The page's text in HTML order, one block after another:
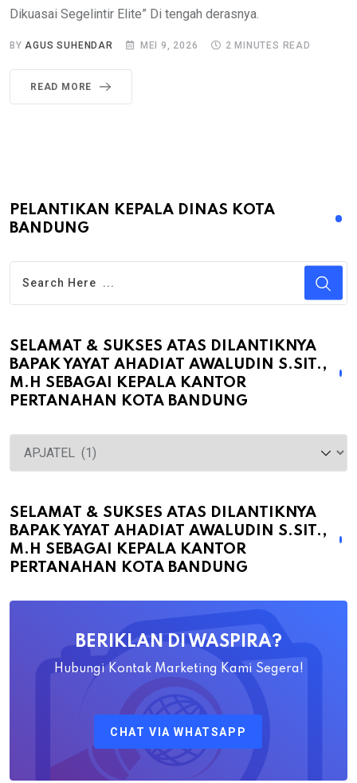
Dikuasai Segelintir Elite” Di tengah derasnya.
BYAGUS SUHENDAR MEI 9, 2026 2 MINUTES READ
READ MORE
PELANTIKAN KEPALA DINAS KOTA
BANDUNG
SELAMAT & SUKSES ATAS DILANTIKNYA
BAPAK YAYAT AHADIAT AWALUDIN S.SIT.,
M.H SEBAGAI KEPALA KANTOR
PERTANAHAN KOTA BANDUNG
Selamat
&
atas
Dilantiknya
Bapak
Ahadiat
Pertanahan
Kota
SELAMAT & SUKSES ATAS DILANTIKNYA
BAPAK YAYAT AHADIAT AWALUDIN S.SIT.,
M.H SEBAGAI KEPALA KANTOR
PERTANAHAN KOTA BANDUNG
BERIKLAN DI WASPIRA?
Hubungi Kontak Marketing Kami Segera!
CHAT VIA WHATSAPP